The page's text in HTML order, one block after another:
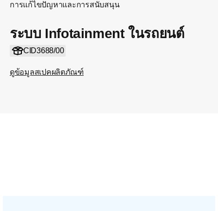
การแก้ไขปัญหาและการสนับสนุน
ระบบ Infotainment ในรถยนต์
CID3688/00
ดูข้อมูลสเปคผลิตภัณฑ์